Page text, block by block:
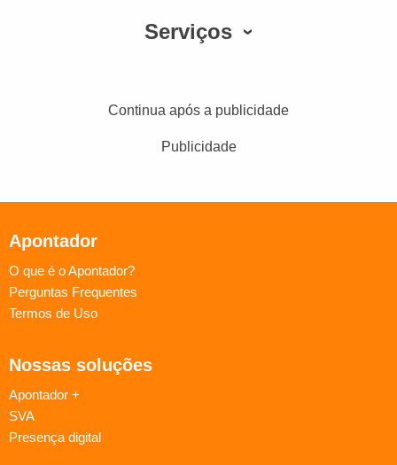
Serviços
Continua após a publicidade
Publicidade
Apontador
O que é o Apontador?
Perguntas Frequentes
Termos de Uso
Nossas soluções
Apontador +
SVA
Presença digital